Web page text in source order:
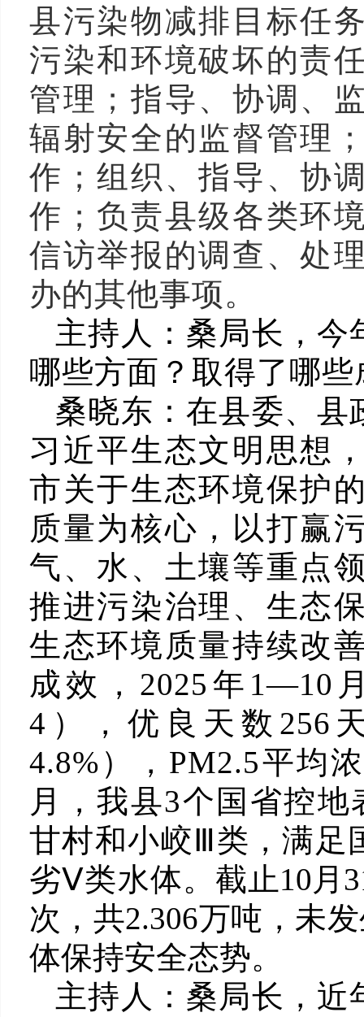
县污染物减排目标任
污染和环境破坏的责
管理；指导、协调、
辐射安全的监督管理
作；组织、指导、协
作；负责县级各类环
信访举报的调查、处
办的其他事项。
主持人： 桑局长，今
哪些方面？取得了哪些
桑晓东：在县委、县
习近平生态文明思想
市关于生态环境保护
质量为核心，以打赢
气、水、土壤等重点
推进污染治理、生态
生态环境质量持续改
成效，2025年1—10
4），优良天数256
4.8%），PM2.5平均
月，我县3个国省控
甘村和小峧Ⅲ类，满足
劣Ⅴ类水体。 截止10月
次，共2.306万吨，未
体保持安全态势。
主持人： 桑局长，近